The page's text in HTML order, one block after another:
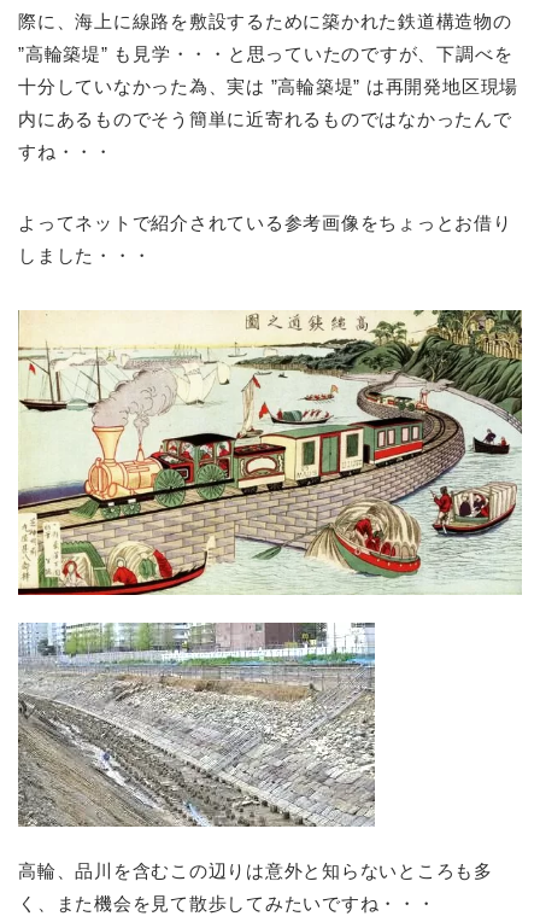
際に、海上に線路を敷設するために築かれた鉄道構造物の
”高輪築堤” も見学・・・と思っていたのですが、下調べを
十分していなかった為、実は ”高輪築堤” は再開発地区現場
内にあるものでそう簡単に近寄れるものではなかったんで
すね・・・
よってネットで紹介されている参考画像をちょっとお借り
しました・・・
高輪、品川を含むこの辺りは意外と知らないところも多
く、また機会を見て散歩してみたいですね・・・